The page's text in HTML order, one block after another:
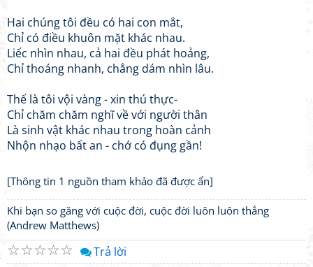
Hai chúng tôi đều có hai con mắt,
Chỉ có điều khuôn mặt khác nhau.
Liếc nhìn nhau, cả hai đều phát hoảng,
Chỉ thoáng nhanh, chẳng dám nhìn lâu.
Thế là tôi vội vàng - xin thú thực-
Chỉ chăm chăm nghĩ về với người thân
Là sinh vật khác nhau trong hoàn cảnh
Nhộn nhạo bất an - chớ có đụng gần!
[Thông tin 1 nguồn tham khảo đã được ẩn]
Khi bạn so găng với cuộc đời, cuộc đời luôn luôn thắng
(Andrew Matthews)
☆
☆
☆
☆
☆ Trả lời